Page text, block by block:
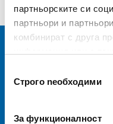
партньорските си
партньори и
комбинират с друга
наСтрого nеобходими
За функционалност
новини с